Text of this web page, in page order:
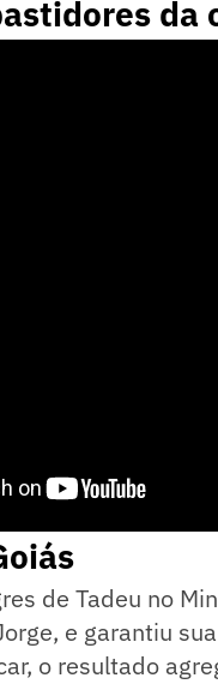
da
de Tadeu no
e garantiu
o resultado